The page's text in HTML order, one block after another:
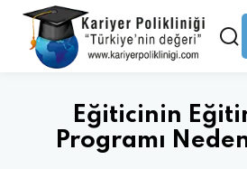
Eğiticinin
Programı
Giriş yap
Hesabınız yok mu?